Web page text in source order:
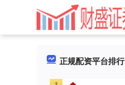
正规配资平台排行